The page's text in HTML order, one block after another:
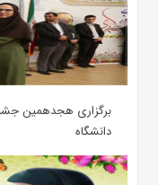
برگزاری هجدهمین
دانشگاه